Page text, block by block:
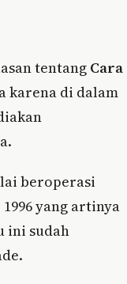
tentangCara
karena di dalam
beroperasi
yang artinya
ini sudah